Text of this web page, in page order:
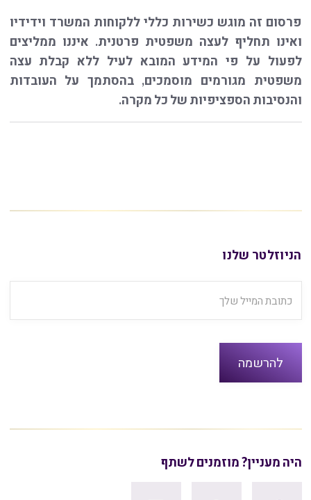
פרסום זה מוגש כשירות כללי ללקוחות המשרד וידידיו
ואינו תחליף לעצה משפטית פרטנית. איננו ממליצים
לפעול על פי המידע המובא לעיל ללא קבלת עצה
משפטית מגורמים מוסמכים, בהסתמך על העובדות
והנסיבות הספציפיות של כל מקרה.
הניוזלטר שלנו
היה מעניין? מוזמנים לשתף